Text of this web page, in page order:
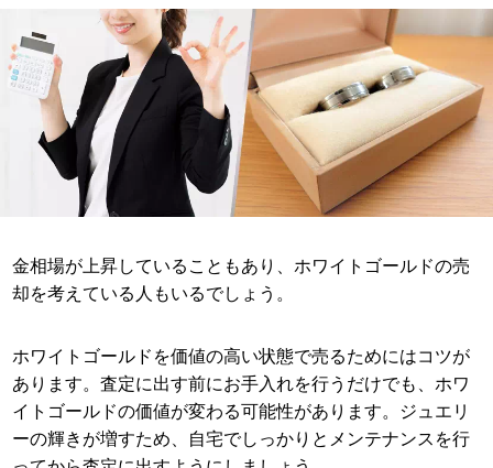
金相場が上昇していることもあり、ホワイトゴールドの売
却を考えている人もいるでしょう。
ホワイトゴールドを価値の高い状態で売るためにはコツが
あります。査定に出す前にお手入れを行うだけでも、ホワ
イトゴールドの価値が変わる可能性があります。ジュエリ
ーの輝きが増すため、自宅でしっかりとメンテナンスを行